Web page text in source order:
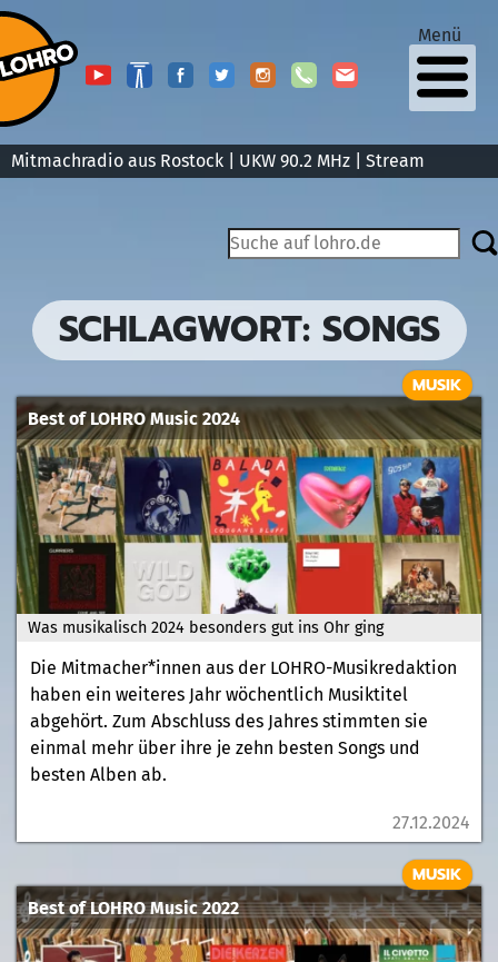
Mitmachradio aus Rostock | UKW 90.2 MHz | Stream
Menü
SCHLAGWORT: SONGS
Was musikalisch 2024 besonders gut ins Ohr ging
Best of LOHRO Music 2024
MUSIK
Die Mitmacher*innen aus der LOHRO-Musikredaktion
haben ein weiteres Jahr wöchentlich Musiktitel
abgehört. Zum Abschluss des Jahres stimmten sie
einmal mehr über ihre je zehn besten Songs und
besten Alben ab.
27.12.2024
Best of LOHRO Music 2022
MUSIK